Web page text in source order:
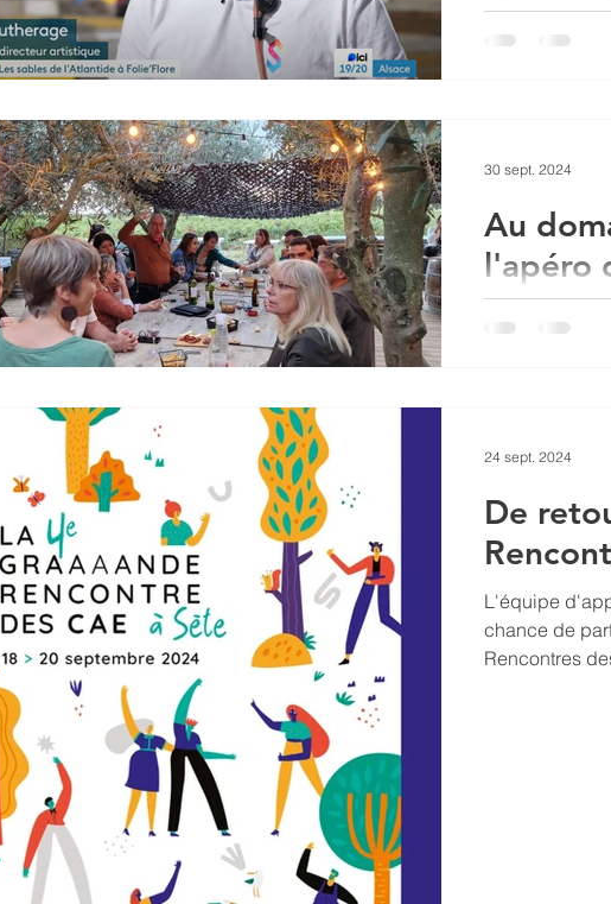
Au
l'apéro
30 sept. 2024
De
L'équipe
chance de
Rencontres
24 sept. 2024